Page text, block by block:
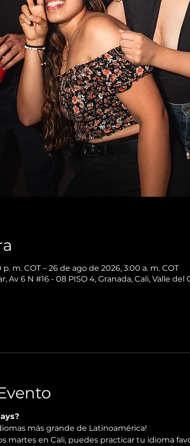
m. COT – 26 de ago de 2026, 3:00 a. m. COT
Av 6 N #16 - 08 PISO 4, Granada, Cali, Valle del
más grande de Latinoamérica!
martes en Cali, puedes practicar tu idioma